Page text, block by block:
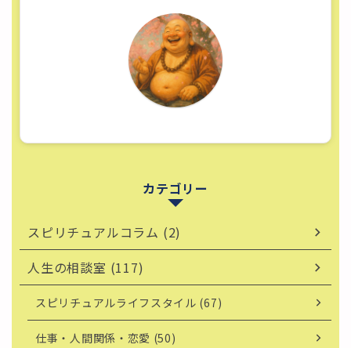
カテゴリー
スピリチュアルコラム (2)
人生の相談室 (117)
スピリチュアルライフスタイル (67)
仕事・人間関係・恋愛 (50)